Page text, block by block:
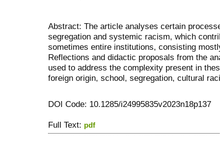
Abstract: The article analyses certain
segregation and systemic racism, which
sometimes entire institutions, consisting
Reflections and didactic proposals from the
used to address the complexity present in
foreign origin, school, segregation, cultural
DOI Code: 10.1285/i24995835v2023n18p137
Full Text: pdf